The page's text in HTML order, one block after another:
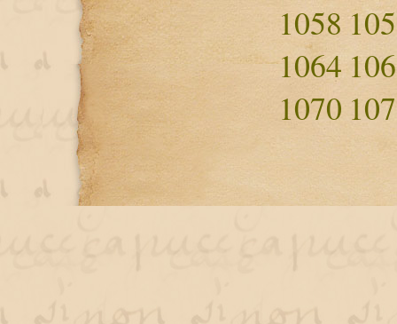
1058
1064
1070